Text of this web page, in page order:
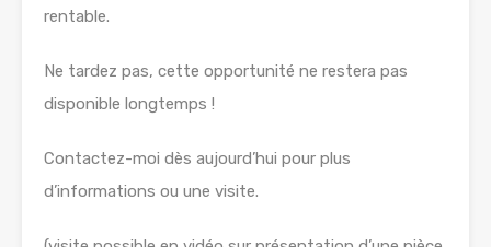
rentable.
Ne tardez pas, cette opportunité ne restera pas
disponible longtemps !
Contactez-moi dès aujourd’hui pour plus
d’informations ou une visite.